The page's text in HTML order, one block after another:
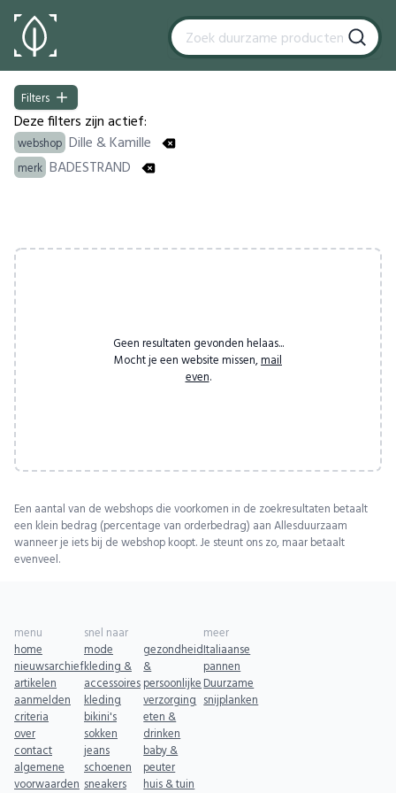
Filters
Filters
Deze filters zijn actief:
webshop Dille & Kamille
merk BADESTRAND
Geen resultaten gevonden helaas...
Mocht je een website missen, mail
even.
Een aantal van de webshops die voorkomen in de zoekresultaten betaalt
een klein bedrag (percentage van orderbedrag) aan Allesduurzaam
wanneer je iets bij de webshop koopt. Je steunt ons zo, maar betaalt
evenveel.
menu
home
nieuwsarchief
artikelen
aanmelden
criteria
over
contact
algemene
voorwaarden
snel naar
mode
kleding &
accessoires
kleding
bikini's
sokken
jeans
schoenen
sneakers
gezondheid
&
persoonlijke
verzorging
eten &
drinken
baby &
peuter
huis & tuin
meer
Italiaanse
pannen
Duurzame
snijplanken